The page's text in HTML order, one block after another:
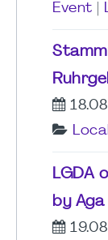
Event
LGDA
by